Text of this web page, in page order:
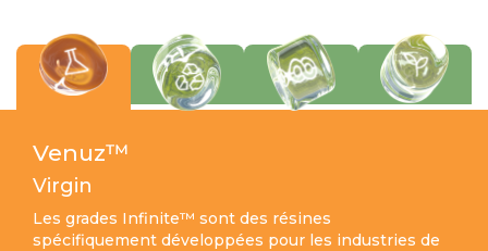
Venuz™
Virgin
Les grades Infinite™ sont des résines
spécifiquement développées pour les industries de